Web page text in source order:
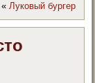
« Луковый бургер